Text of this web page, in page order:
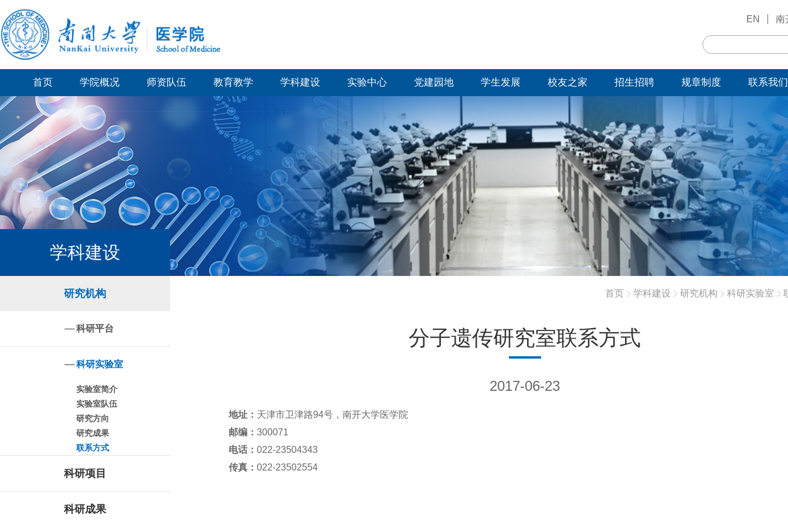
EN 南
首页 学院概况 师资队伍 教育教学 学科建设 实验中心 党建园地 学生发展 校友之家 招生招聘 规章制度 联系我们
学科建设
研究机构
科研平台
科研实验室
实验室简介
实验室队伍
研究方向
研究成果
联系方式
科研项目
科研成果
首页 学科建设 研究机构 科研实验室
分子遗传研究室联系方式
2017-06-23
地址： 天津市卫津路94号，南开大学医学院
邮编： 300071
电话： 022-23504343
传真： 022-23502554